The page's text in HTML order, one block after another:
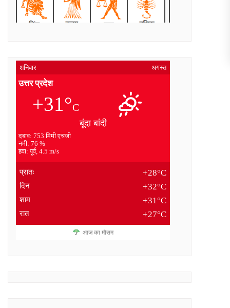
शनिवार अगस्त
उत्तर प्रदेश
+31°C
बूंदा बांदी
दबाव: 753 मिमी एचजी
नमी: 76 %
हवा: पूर्व, 4.5 m/s
प्रातः +28°C
दिन +32°C
शाम +31°C
रात +27°C
आज का मौसम